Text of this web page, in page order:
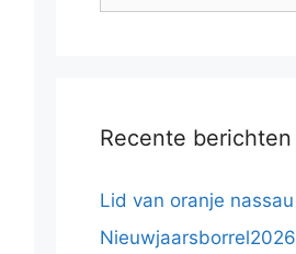
Recente berichten
Lid van oranje nassau
Nieuwjaarsborrel2026